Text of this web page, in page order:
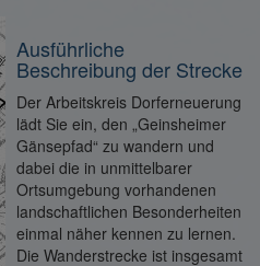
Ausführliche
Beschreibung der Strecke
Der Arbeitskreis Dorferneuerung
lädt Sie ein, den „Geinsheimer
Gänsepfad“ zu wandern und
dabei die in unmittelbarer
Ortsumgebung vorhandenen
landschaftlichen Besonderheiten
einmal näher kennen zu lernen.
Die Wanderstrecke ist insgesamt